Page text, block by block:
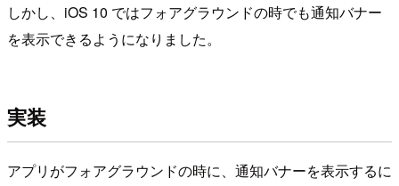
しかし、iOS 10 ではフォアグラウンドの時でも通知バナー
を表示できるようになりました。
実装
アプリがフォアグラウンドの時に、通知バナーを表示するに